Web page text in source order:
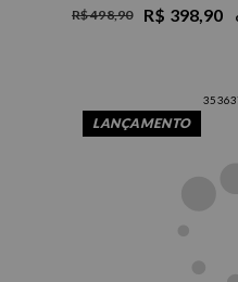
R$ 498,90 R$ 398,90
LANÇAMENTO
3536